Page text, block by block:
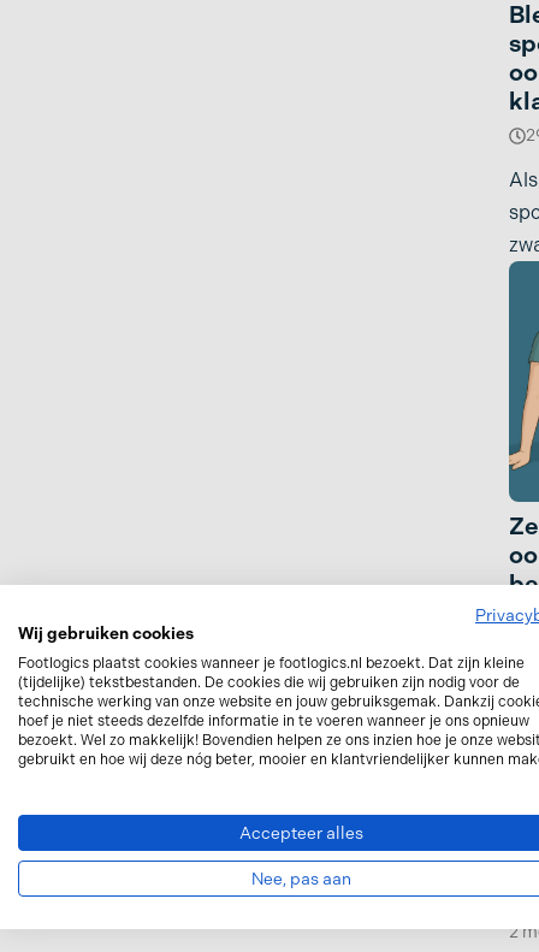
Ziekte van
2
Wij gebruiken cookies
Footlogics plaatst cookies wanneer je footlogics.nl bezoekt. Dat zijn kleine
(tijdelijke) tekstbestanden. De cookies die wij gebruiken zijn nodig voor de
technische werking van onze website en jouw gebruiksgemak. Dankzij
hoef je niet steeds dezelfde informatie in te voeren wanneer je ons opnieuw
bezoekt. Wel zo makkelijk! Bovendien helpen ze ons inzien hoe je onze
gebruikt en hoe wij deze nóg beter, mooier en klantvriendelijker kunnen
Accepteer alles
Nee, pas aan